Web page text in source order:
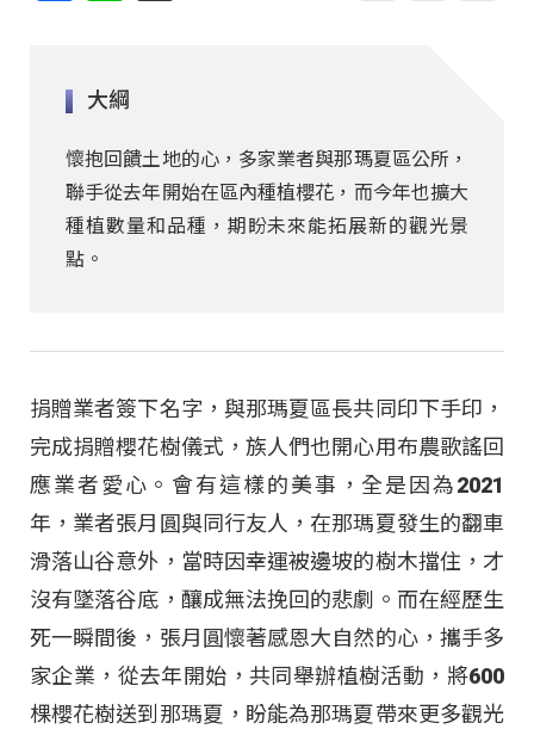
大綱
懷抱回饋土地的心，多家業者與那瑪夏區公所，
聯手從去年開始在區內種植櫻花，而今年也擴大
種植數量和品種，期盼未來能拓展新的觀光景
點。
捐贈業者簽下名字，與那瑪夏區長共同印下手印，
完成捐贈櫻花樹儀式，族人們也開心用布農歌謠回
應業者愛心。會有這樣的美事，全是因為2021
年，業者張月圓與同行友人，在那瑪夏發生的翻車
滑落山谷意外，當時因幸運被邊坡的樹木擋住，才
沒有墜落谷底，釀成無法挽回的悲劇。而在經歷生
死一瞬間後，張月圓懷著感恩大自然的心，攜手多
家企業，從去年開始，共同舉辦植樹活動，將600
棵櫻花樹送到那瑪夏，盼能為那瑪夏帶來更多觀光